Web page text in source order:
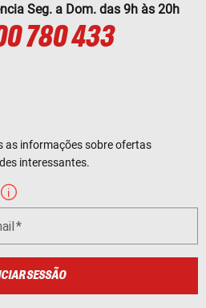
Seg. a Dom. das 9h às 20h
780 433
as informações sobre ofertas
interessantes.
SESSÃO